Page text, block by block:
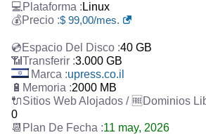
Linux
$ 99,00/mes.
40 GB
3.000 GB
upress.co.il
2000 MB
0
11 may, 2026